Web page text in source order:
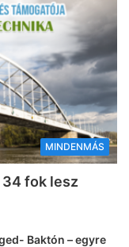
MINDENMÁS
34 fok lesz
Baktón – egyre